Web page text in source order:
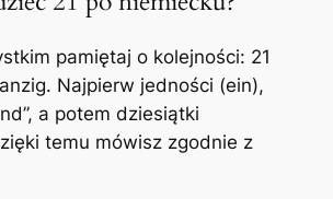
pamiętaj o kolejności: 21
. Najpierw jedności (ein),
a potem dziesiątki
temu mówisz zgodnie z